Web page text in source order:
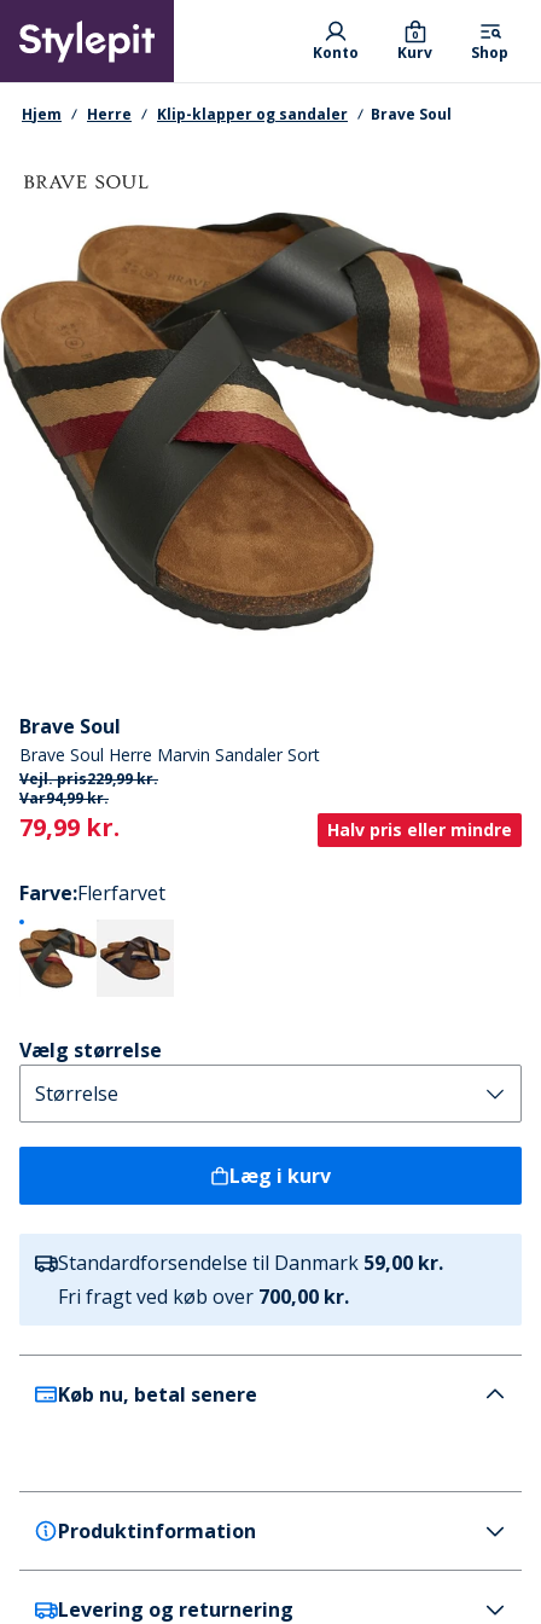
main
content
Primary departments
Konto Kurv
0
Shop
navigationssti
Hjem Herre Klip-klapper og sandaler Brave Soul
Brave Soul
Brave Soul Herre Marvin Sandaler Sort
Vejl. pris229,99 kr.
Var94,99 kr.
Current
79,99 kr. Halv pris eller mindre
Farve:Flerfarvet
Vælg størrelse
Læg i kurv
Standardforsendelse til Danmark 59,00 kr.
Fri fragt ved køb over 700,00 kr.
Køb nu, betal senere
Produktinformation
Brave Soul
Levering og returnering